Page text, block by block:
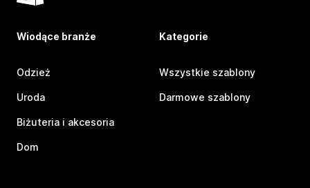
Wiodące branże
Odzież
Uroda
Biżuteria i akcesoria
Dom
Kategorie
Wszystkie szablony
Darmowe szablony